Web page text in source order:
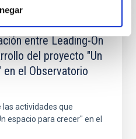
entre Leading-On
del proyecto "Un
el Observatorio
las actividades que
espacio para crecer" en el